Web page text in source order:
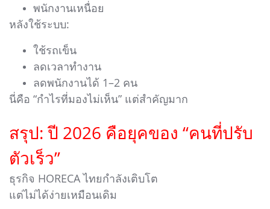
พนักงานเหนื่อย
หลังใช้ระบบ:
ใช้รถเข็น
ลดเวลาทำงาน
ลดพนักงานได้ 1–2 คน
นี่คือ “กำไรที่มองไม่เห็น” แต่สำคัญมาก
สรุป: ปี 2026 คือยุคของ “คนที่ปรับ
ตัวเร็ว”
ธุรกิจ HORECA ไทยกำลังเติบโต
แต่ไม่ได้ง่ายเหมือนเดิม